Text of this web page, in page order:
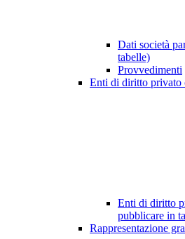
Dati società
tabelle)
Provvedimenti
Enti di diritto privato
Enti di diritto
pubblicare in
Rappresentazione